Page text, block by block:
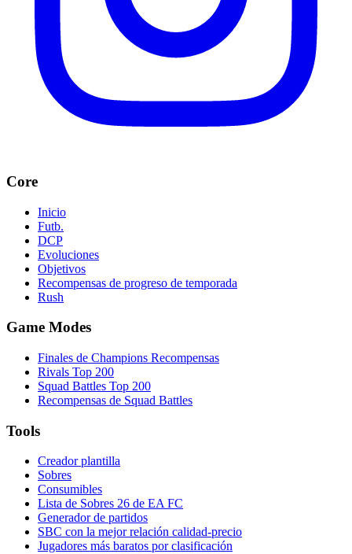
Core
Inicio
Futb.
DCP
Evoluciones
Objetivos
Recompensas de progreso de temporada
Rush
Game Modes
Finales de Champions Recompensas
Rivals Top 200
Squad Battles Top 200
Recompensas de Squad Battles
Tools
Creador plantilla
Sobres
Consumibles
Lista de Sobres 26 de EA FC
Generador de partidos
SBC con la mejor relación calidad-precio
Jugadores más baratos por clasificación